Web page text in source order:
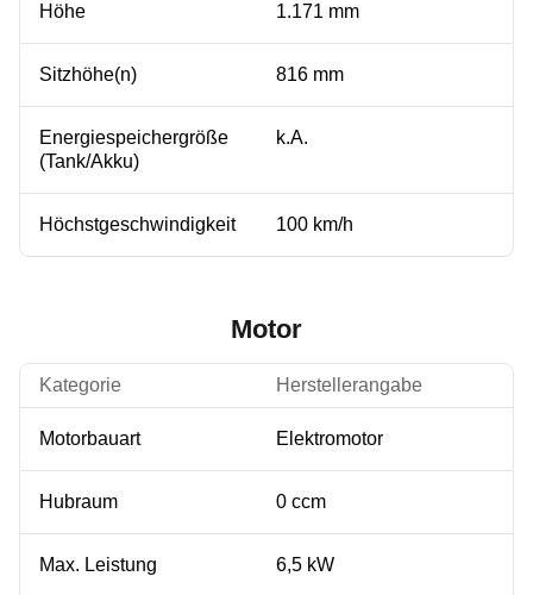
Höhe 1.171 mm
Sitzhöhe(n) 816 mm
Energiespeichergröße
(Tank/Akku)
k.A.
Höchstgeschwindigkeit 100 km/h
Motor
Kategorie Herstellerangabe
Motorbauart Elektromotor
Hubraum 0 ccm
Max. Leistung 6,5 kW